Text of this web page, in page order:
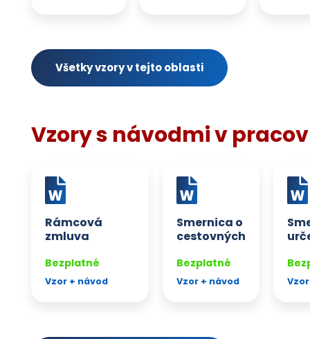
Všetky vzory v tejto oblasti
Vzory s návodmi v
Rámcová
zmluva
pridelení
zamestnancov
Bezplatné
Vzor + návod
Smernica o
cestovných
Bezplatné
Vzor + návod